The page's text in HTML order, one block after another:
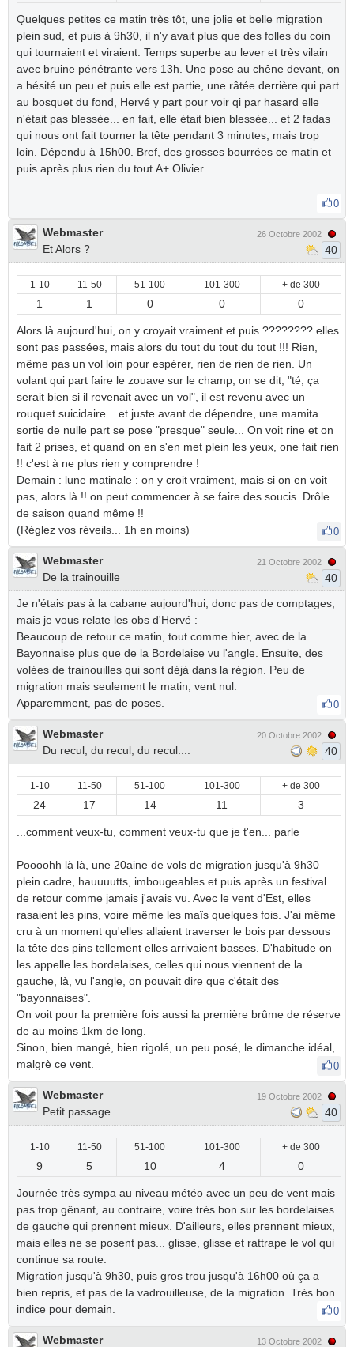
Quelques petites ce matin très tôt, une jolie et belle migration
plein sud, et puis à 9h30, il n'y avait plus que des folles du coin
qui tournaient et viraient. Temps superbe au lever et très vilain
avec bruine pénétrante vers 13h. Une pose au chêne devant, on
a hésité un peu et puis elle est partie, une râtée derrière qui part
au bosquet du fond, Hervé y part pour voir qi par hasard elle
n'était pas blessée... en fait, elle était bien blessée... et 2 fadas
qui nous ont fait tourner la tête pendant 3 minutes, mais trop
loin. Dépendu à 15h00. Bref, des grosses bourrées ce matin et
puis après plus rien du tout.A+ Olivier
0
Webmaster
Et Alors ?
26 Octobre 2002
40
1-10 11-50 51-100 101-300 + de 300
1 1 0 0 0
Alors là aujourd'hui, on y croyait vraiment et puis ???????? elles
sont pas passées, mais alors du tout du tout du tout !!! Rien,
même pas un vol loin pour espérer, rien de rien de rien. Un
volant qui part faire le zouave sur le champ, on se dit, "té, ça
serait bien si il revenait avec un vol", il est revenu avec un
rouquet suicidaire... et juste avant de dépendre, une mamita
sortie de nulle part se pose "presque" seule... On voit rine et on
fait 2 prises, et quand on en s'en met plein les yeux, one fait rien
!! c'est à ne plus rien y comprendre !
Demain : lune matinale : on y croit vraiment, mais si on en voit
pas, alors là !! on peut commencer à se faire des soucis. Drôle
de saison quand même !!
(Réglez vos réveils... 1h en moins)
0
Webmaster
De la trainouille
21 Octobre 2002
40
Je n'étais pas à la cabane aujourd'hui, donc pas de comptages,
mais je vous relate les obs d'Hervé :
Beaucoup de retour ce matin, tout comme hier, avec de la
Bayonnaise plus que de la Bordelaise vu l'angle. Ensuite, des
volées de trainouilles qui sont déjà dans la région. Peu de
migration mais seulement le matin, vent nul.
Apparemment, pas de poses.
0
Webmaster
Du recul, du recul, du recul....
20 Octobre 2002
40
1-10 11-50 51-100 101-300 + de 300
24 17 14 11 3
...comment veux-tu, comment veux-tu que je t'en... parle
Poooohh là là, une 20aine de vols de migration jusqu'à 9h30
plein cadre, hauuuutts, imbougeables et puis après un festival
de retour comme jamais j'avais vu. Avec le vent d'Est, elles
rasaient les pins, voire même les maïs quelques fois. J'ai même
cru à un moment qu'elles allaient traverser le bois par dessous
la tête des pins tellement elles arrivaient basses. D'habitude on
les appelle les bordelaises, celles qui nous viennent de la
gauche, là, vu l'angle, on pouvait dire que c'était des
"bayonnaises".
On voit pour la première fois aussi la première brûme de réserve
de au moins 1km de long.
Sinon, bien mangé, bien rigolé, un peu posé, le dimanche idéal,
malgrè ce vent.
0
Webmaster
Petit passage
19 Octobre 2002
40
1-10 11-50 51-100 101-300 + de 300
9 5 10 4 0
Journée très sympa au niveau météo avec un peu de vent mais
pas trop gênant, au contraire, voire très bon sur les bordelaises
de gauche qui prennent mieux. D'ailleurs, elles prennent mieux,
mais elles ne se posent pas... glisse, glisse et rattrape le vol qui
continue sa route.
Migration jusqu'à 9h30, puis gros trou jusqu'à 16h00 où ça a
bien repris, et pas de la vadrouilleuse, de la migration. Très bon
indice pour demain.
0
Webmaster
13 Octobre 2002